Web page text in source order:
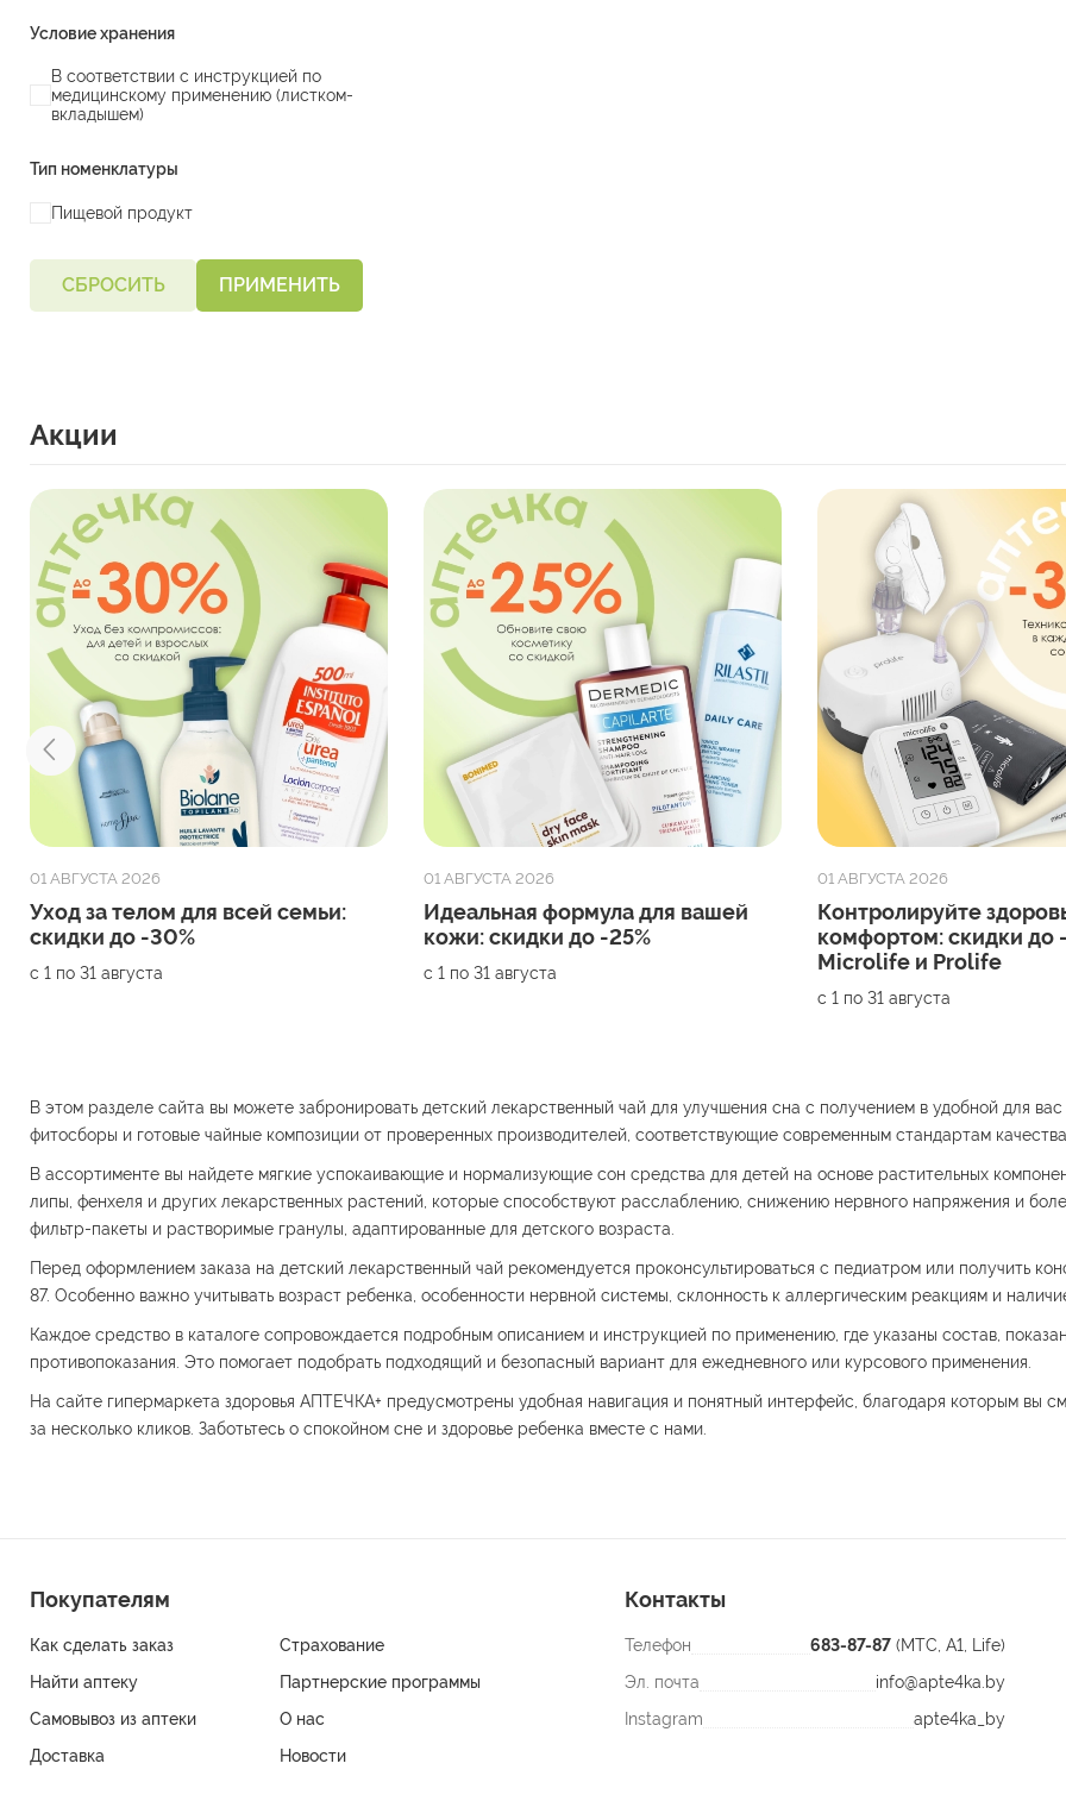
Условие хранения
В соответствии с инструкцией по
медицинскому применению (листком-
вкладышем)
Тип номенклатуры
Пищевой продукт
СБРОСИТЬ ПРИМЕНИТЬ
Акции
01 АВГУСТА 2026
Уход за телом для всей семьи:
скидки до -30%
с 1 по 31 августа
01 АВГУСТА 2026
Идеальная формула для вашей
кожи: скидки до -25%
с 1 по 31 августа
01 АВГУСТА 2026
Контролируйте
комфортом: скидки до
Microlife и Prolife
с 1 по 31 августа
В этом разделе сайта вы можете забронировать детский лекарственный чай для улучшения сна с получением в удобной для
фитосборы и готовые чайные композиции от проверенных производителей, соответствующие современным стандартам
В ассортименте вы найдете мягкие успокаивающие и нормализующие сон средства для детей на основе растительных
липы, фенхеля и других лекарственных растений, которые способствуют расслаблению, снижению нервного напряжения и
фильтр-пакеты и растворимые гранулы, адаптированные для детского возраста.
Перед оформлением заказа на детский лекарственный чай рекомендуется проконсультироваться с педиатром или получить
87. Особенно важно учитывать возраст ребенка, особенности нервной системы, склонность к аллергическим реакциям и
Каждое средство в каталоге сопровождается подробным описанием и инструкцией по применению, где указаны состав,
противопоказания. Это помогает подобрать подходящий и безопасный вариант для ежедневного или курсового применения.
На сайте гипермаркета здоровья АПТЕЧКА+ предусмотрены удобная навигация и понятный интерфейс, благодаря которым вы
за несколько кликов. Заботьтесь о спокойном сне и здоровье ребенка вместе с нами.
Покупателям
Как сделать заказ
Страхование
Найти аптеку
Партнерские программы
Самовывоз из аптеки
О нас
Доставка
Новости
Контакты
Телефон 683-87-87 (МТС, A1, Life)
Эл. почта
info@apte4ka.by
Instagram
apte4ka_by